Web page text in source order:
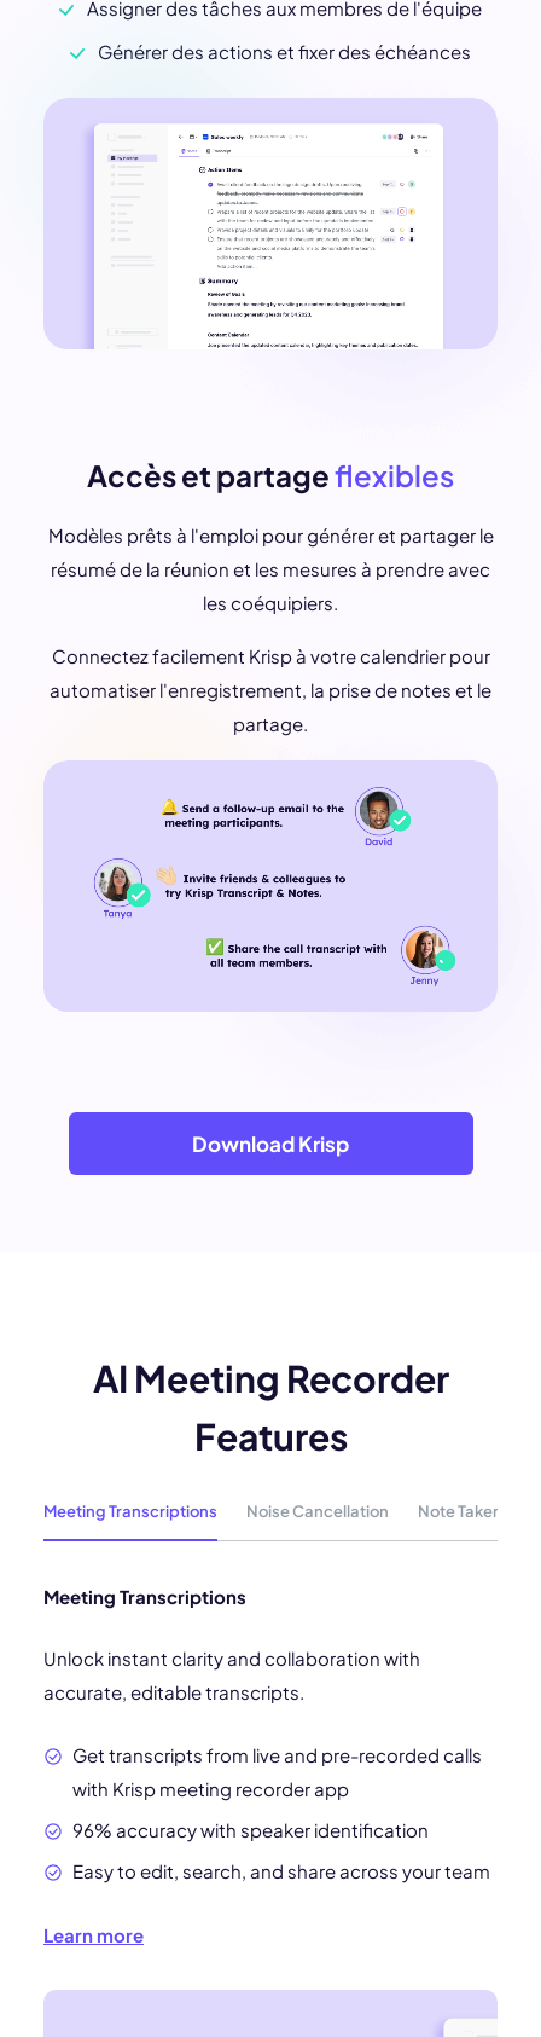
Assigner des tâches aux membres de l'équipe
Générer des actions et fixer des échéances
Accès et partageflexibles
Modèles prêts à l'emploi pour générer et partager le
résumé de la réunion et les mesures à prendre avec
les coéquipiers.
Connectez facilement Krisp à votre calendrier pour
automatiser l'enregistrement, la prise de notes et le
partage.
Download Krisp
AI Meeting Recorder
Features
Meeting Transcriptions Noise Cancellation Note Taker
Meeting Transcriptions
Unlock instant clarity and collaboration with
accurate, editable transcripts.
Get transcripts from live and pre-recorded calls
with Krisp meeting recorder app
96% accuracy with speaker identification
Easy to edit, search, and share across your team
Learn more